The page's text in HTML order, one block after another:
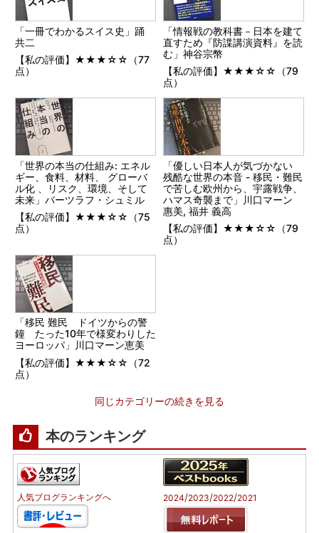
「一冊でわかるスイス史」踊
共二
【私の評価】★★★☆☆（77
点）
「情報戦の教科書－日本を建て
直すため『防諜講演資料』を読
む」神谷宗幣
【私の評価】★★★☆☆（79
点）
「世界の本当の仕組み: エネル
ギー、食料、材料、 グローバ
ル化 、リスク、環境、そして
未来」バーツラフ・シュミル
【私の評価】★★★☆☆（75
点）
「優しい日本人が気づかない
残酷な世界の本音 - 移民・難民
で苦しむ欧州から、宇露戦争、
ハマス奇襲まで」川口マーン
惠美, 福井 義高
【私の評価】★★★☆☆（79
点）
「移民 難民 ドイツからの警
鐘 たった10年で様変わりした
ヨーロッパ」川口マーン恵美
【私の評価】★★★☆☆（72
点）
同じカテゴリーの続きを見る
本のランキング
人気ブログランキングへ 2024/2023/2022/2021